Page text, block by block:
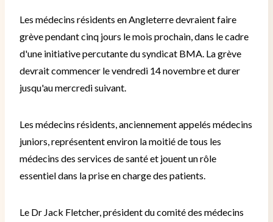
Les médecins résidents en Angleterre devraient faire
grève pendant cinq jours le mois prochain, dans le cadre
d'une initiative percutante du syndicat BMA. La grève
devrait commencer le vendredi 14 novembre et durer
jusqu'au mercredi suivant.
Les médecins résidents, anciennement appelés médecins
juniors, représentent environ la moitié de tous les
médecins des services de santé et jouent un rôle
essentiel dans la prise en charge des patients.
Le Dr Jack Fletcher, président du comité des médecins